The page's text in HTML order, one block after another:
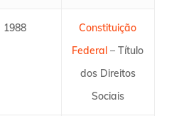
1988
Constituição
Federal – Título
dos Direitos
Sociais